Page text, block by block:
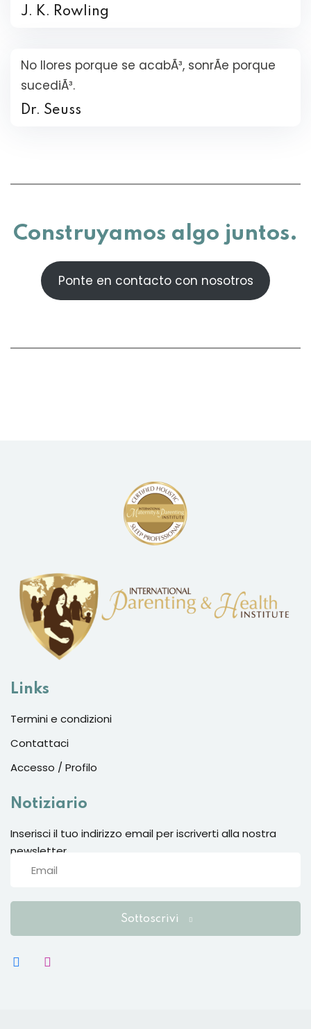
J. K. Rowling
No llores porque se acabÃ³, sonrÃ­e porque
sucediÃ³.
Dr. Seuss
Construyamos algo juntos.
Ponte en contacto con nosotros
Links
Termini e condizioni
Contattaci
Accesso / Profilo
Notiziario
Inserisci il tuo indirizzo email per iscriverti alla nostra
newsletter
Sottoscrivi